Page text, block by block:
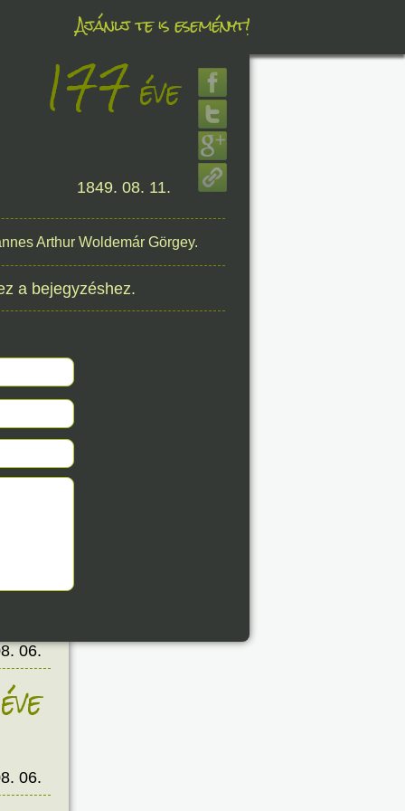
Ajánlj te is eseményt!
06.
06.
06.
éve
06.
177éve
1849. 08. 11.
Arthur Woldemár Görgey.
a bejegyzéshez.